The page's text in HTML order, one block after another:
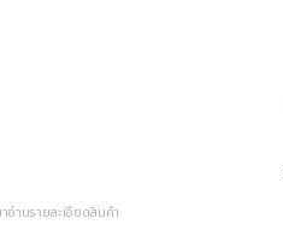
านรายละเอียดสินค้า